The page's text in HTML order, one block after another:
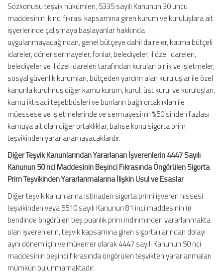
Sözkonusu teşvik hükümleri, 5335 sayılı Kanunun 30 uncu
maddesinin ikinci fıkrası kapsamına giren kurum ve kuruluşlara ait
işyerlerinde çalışmaya başlayanlar hakkında
uygulanmayacağından, genel bütçeye dahil daireler, katma bütçeli
idareler, döner sermayeler, fonlar, belediyeler, il özel idareleri,
belediyeler ve il özel idareleri tarafından kurulan birlik ve işletmeler,
sosyal güvenlik kurumları, bütçeden yardım alan kuruluşlar ile özel
kanunla kurulmuş diğer kamu kurum, kurul, üst kurul ve kuruluşları,
kamu iktisadi teşebbüsleri ve bunların bağlı ortaklıkları ile
müessese ve işletmelerinde ve sermayesinin %50’sinden fazlası
kamuya ait olan diğer ortaklıklar, bahse konu sigorta prim
teşvikinden yararlanamayacaklardır.
Diğer Teşvik Kanunlarından Yararlanan İşverenlerin 4447 Sayılı
Kanunun 50 nci Maddesinin Beşinci Fıkrasında Öngörülen Sigorta
Prim Teşvikinden Yararlanmalarına İlişkin Usul ve Esaslar
Diğer teşvik kanunlarına istinaden sigorta primi işveren hissesi
teşvikinden veya 5510 sayılı Kanunun 81 inci maddesinin (ı)
bendinde öngörülen beş puanlık prim indiriminden yararlanmakta
olan işverenlerin, teşvik kapsamına giren sigortalılarından dolayı
aynı dönem için ve mükerrer olarak 4447 sayılı Kanunun 50 nci
maddesinin beşinci fıkrasında öngörülen teşvikten yararlanmaları
mümkün bulunmamaktadır.